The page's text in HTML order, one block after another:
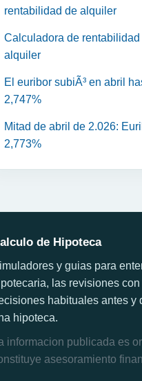
rentabilidad de alquiler
Calculadora de rentabilidad
alquiler
El euribor subiÃ³ en abril
2,747%
Mitad de abril de 2.026:
2,773%
de Hipoteca
y guias para
las revisiones
habituales antes y
hipoteca.
informacion publicada es
asesoramiento